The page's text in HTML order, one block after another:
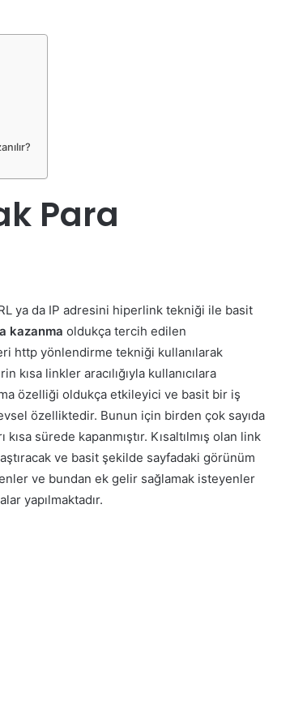
Para
ya da IP adresini hiperlink tekniği ile basit
kazanma oldukça tercih edilen
http yönlendirme tekniği kullanılarak
linkler aracılığıyla kullanıcılara
özelliği oldukça etkileyici ve basit bir iş
özelliktedir. Bunun için birden çok sayıda
sürede kapanmıştır. Kısaltılmış olan link
ve basit şekilde sayfadaki görünüm
ve bundan ek gelir sağlamak isteyenler
yapılmaktadır.